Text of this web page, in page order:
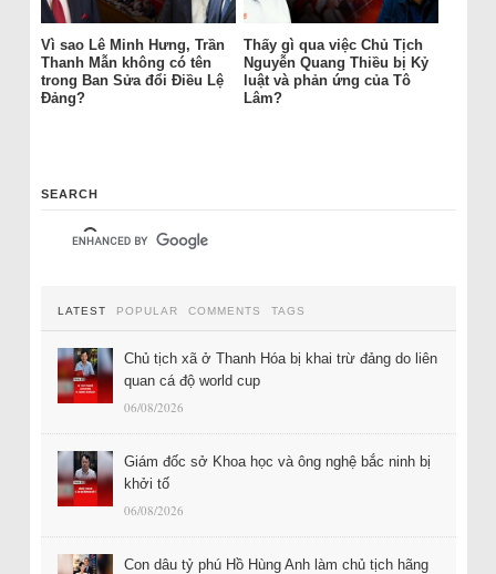
Vì sao Lê Minh Hưng, Trần
Thanh Mẫn không có tên
trong Ban Sửa đổi Điều Lệ
Đảng?
Thấy gì qua việc Chủ Tịch
Nguyễn Quang Thiều bị Kỷ
luật và phản ứng của Tô
Lâm?
SEARCH
LATEST POPULAR COMMENTS TAGS
Chủ tịch xã ở Thanh Hóa bị khai trừ đảng do liên
quan cá độ world cup
06/08/2026
Giám đốc sở Khoa học và ông nghệ bắc ninh bị
khởi tố
06/08/2026
Con dâu tỷ phú Hồ Hùng Anh làm chủ tịch hãng